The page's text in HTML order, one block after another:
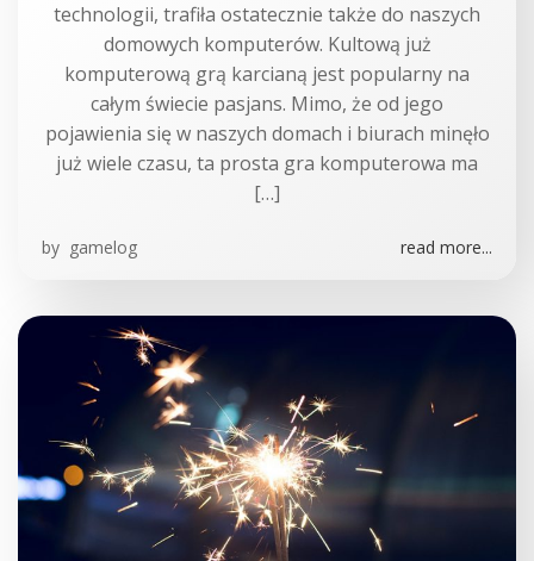
technologii, trafiła ostatecznie także do naszych
domowych komputerów. Kultową już
komputerową grą karcianą jest popularny na
całym świecie pasjans. Mimo, że od jego
pojawienia się w naszych domach i biurach minęło
już wiele czasu, ta prosta gra komputerowa ma
[…]
by gamelog read more...